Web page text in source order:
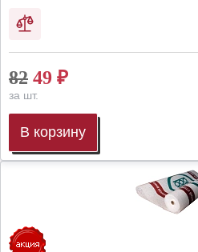
82 49 ₽
за шт.
В корзину